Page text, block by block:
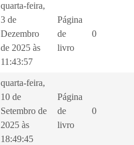
quarta-feira,
3 de
Dezembro
de 2025 às
11:43:57
Página
de
livro
0
quarta-feira,
10 de
Setembro de
2025 às
18:49:45
Página
de
livro
0